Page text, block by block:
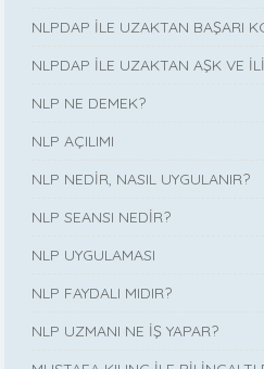
NLPDAP İLE UZAKTAN BAŞARI
NLPDAP İLE UZAKTAN AŞK VE
NLP NE DEMEK?
NLP AÇILIMI
NLP NEDİR, NASIL UYGULANIR?
NLP SEANSI NEDİR?
NLP UYGULAMASI
NLP FAYDALI MIDIR?
NLP UZMANI NE İŞ YAPAR?